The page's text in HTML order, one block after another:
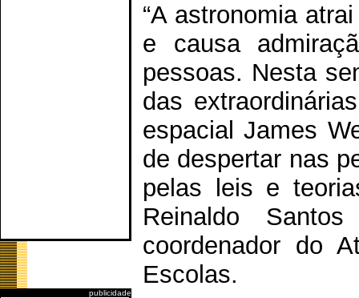
publicidade
“A astronomia
e causa
pessoas. Nesta
das
espacial James
de despertar nas
pelas leis e
Reinaldo
coordenador do
Escolas.